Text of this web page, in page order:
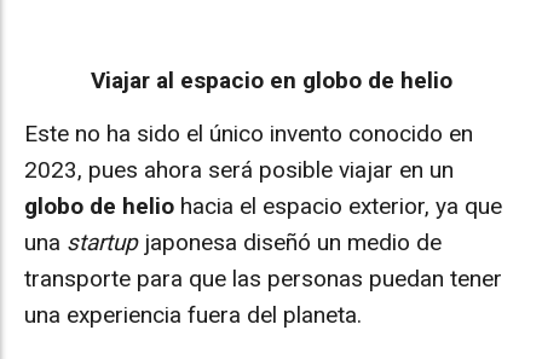
Viajar al espacio en globo de helio
Este no ha sido el único invento conocido en
2023, pues ahora será posible viajar en un
globo de helio hacia el espacio exterior, ya que
una startup japonesa diseñó un medio de
transporte para que las personas puedan tener
una experiencia fuera del planeta.